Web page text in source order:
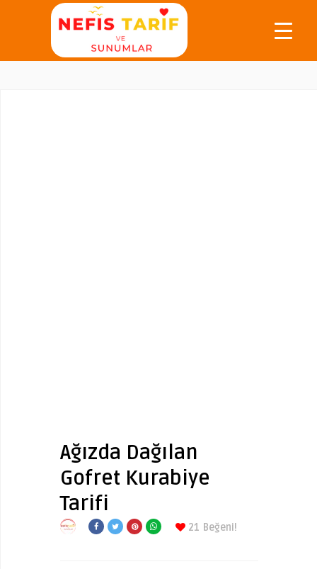
Ağızda Dağılan
Gofret Kurabiye
Tarifi
21 Beğeni!